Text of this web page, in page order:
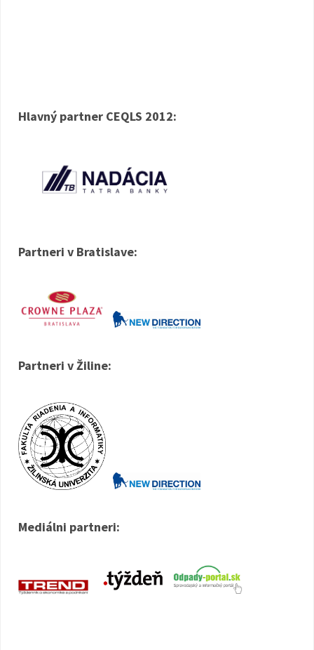
Hlavný partner CEQLS 2012:
Partneri v Bratislave:
Partneri v Žiline:
Mediálni partneri: